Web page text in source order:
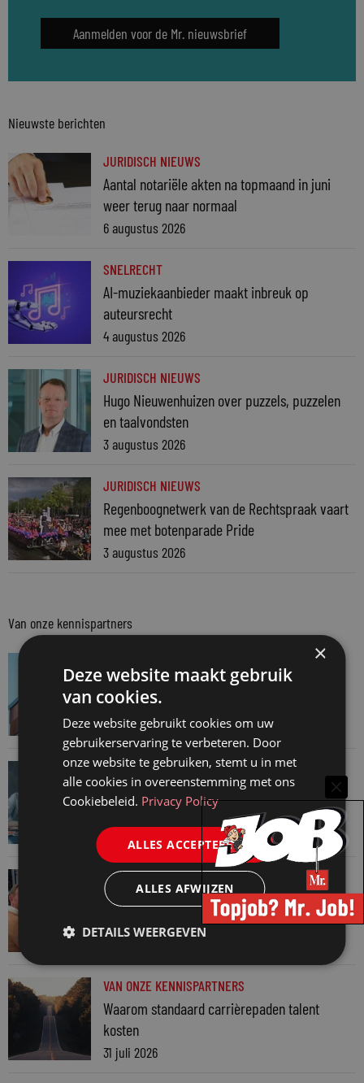
Aanmelden voor de Mr. nieuwsbrief
Nieuwste berichten
JURIDISCH NIEUWS
Aantal notariële akten na topmaand in juni
weer terug naar normaal
6 augustus 2026
SNELRECHT
AI-muziekaanbieder maakt inbreuk op
auteursrecht
4 augustus 2026
JURIDISCH NIEUWS
Hugo Nieuwenhuizen over puzzels, puzzelen
en taalvondsten
3 augustus 2026
JURIDISCH NIEUWS
Regenboognetwerk van de Rechtspraak vaart
mee met botenparade Pride
3 augustus 2026
Van onze kennispartners
Van praktijk naar bewijs: hoe onderbouw je
keuzes tijdens een Wwft-audit?
7 augustus 2026
VAN ONZE KENNISPARTNERS
Werkdruk zegt meer dan urennormen
7 augustus 2026
VAN ONZE KENNISPARTNERS
Martin Woodward: waarom geen enkel
advocatenkantoor hetzelfde kan blijven
VAN ONZE KENNISPARTNERS
Waarom standaard carrièrepaden talent
kosten
31 juli 2026
×
Deze website maakt gebruik
van cookies.
Deze website gebruikt cookies om uw
gebruikerservaring te verbeteren. Door
onze website te gebruiken, stemt u in met
alle cookies in overeenstemming met ons
Cookiebeleid. Privacy Policy
ALLES ACCEPTEREN
ALLES AFWIJZEN
DETAILS WEERGEVEN